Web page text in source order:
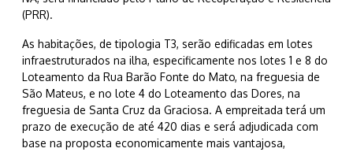
(PRR).
As habitações, de tipologia T3, serão edificadas em lotes
infraestruturados na ilha, especificamente nos lotes 1 e 8 do
Loteamento da Rua Barão Fonte do Mato, na freguesia de
São Mateus, e no lote 4 do Loteamento das Dores, na
freguesia de Santa Cruz da Graciosa. A empreitada terá um
prazo de execução de até 420 dias e será adjudicada com
base na proposta economicamente mais vantajosa,